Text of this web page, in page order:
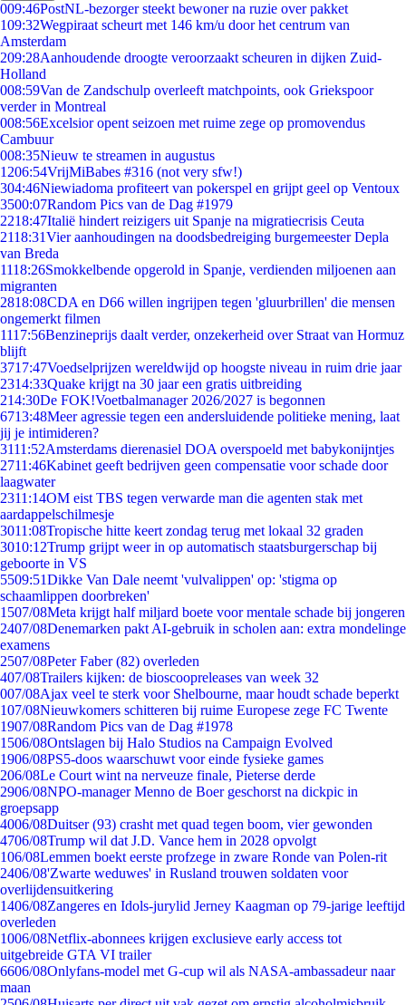
009:46PostNL-bezorger steekt bewoner na ruzie over pakket
109:32Wegpiraat scheurt met 146 km/u door het centrum van
Amsterdam
209:28Aanhoudende droogte veroorzaakt scheuren in dijken Zuid-
Holland
008:59Van de Zandschulp overleeft matchpoints, ook Griekspoor
verder in Montreal
008:56Excelsior opent seizoen met ruime zege op promovendus
Cambuur
008:35Nieuw te streamen in augustus
1206:54VrijMiBabes #316 (not very sfw!)
304:46Niewiadoma profiteert van pokerspel en grijpt geel op Ventoux
3500:07Random Pics van de Dag #1979
2218:47Italië hindert reizigers uit Spanje na migratiecrisis Ceuta
2118:31Vier aanhoudingen na doodsbedreiging burgemeester Depla
van Breda
1118:26Smokkelbende opgerold in Spanje, verdienden miljoenen aan
migranten
2818:08CDA en D66 willen ingrijpen tegen 'gluurbrillen' die mensen
ongemerkt filmen
1117:56Benzineprijs daalt verder, onzekerheid over Straat van Hormuz
blijft
3717:47Voedselprijzen wereldwijd op hoogste niveau in ruim drie jaar
2314:33Quake krijgt na 30 jaar een gratis uitbreiding
214:30De FOK!Voetbalmanager 2026/2027 is begonnen
6713:48Meer agressie tegen een andersluidende politieke mening, laat
jij je intimideren?
3111:52Amsterdams dierenasiel DOA overspoeld met babykonijntjes
2711:46Kabinet geeft bedrijven geen compensatie voor schade door
laagwater
2311:14OM eist TBS tegen verwarde man die agenten stak met
aardappelschilmesje
3011:08Tropische hitte keert zondag terug met lokaal 32 graden
3010:12Trump grijpt weer in op automatisch staatsburgerschap bij
geboorte in VS
5509:51Dikke Van Dale neemt 'vulvalippen' op: 'stigma op
schaamlippen doorbreken'
1507/08Meta krijgt half miljard boete voor mentale schade bij jongeren
2407/08Denemarken pakt AI-gebruik in scholen aan: extra mondelinge
examens
2507/08Peter Faber (82) overleden
407/08Trailers kijken: de bioscoopreleases van week 32
007/08Ajax veel te sterk voor Shelbourne, maar houdt schade beperkt
107/08Nieuwkomers schitteren bij ruime Europese zege FC Twente
1907/08Random Pics van de Dag #1978
1506/08Ontslagen bij Halo Studios na Campaign Evolved
1906/08PS5-doos waarschuwt voor einde fysieke games
206/08Le Court wint na nerveuze finale, Pieterse derde
2906/08NPO-manager Menno de Boer geschorst na dickpic in
groepsapp
4006/08Duitser (93) crasht met quad tegen boom, vier gewonden
4706/08Trump wil dat J.D. Vance hem in 2028 opvolgt
106/08Lemmen boekt eerste profzege in zware Ronde van Polen-rit
2406/08'Zwarte weduwes' in Rusland trouwen soldaten voor
overlijdensuitkering
1406/08Zangeres en Idols-jurylid Jerney Kaagman op 79-jarige leeftijd
overleden
1006/08Netflix-abonnees krijgen exclusieve early access tot
uitgebreide GTA VI trailer
6606/08Onlyfans-model met G-cup wil als NASA-ambassadeur naar
maan